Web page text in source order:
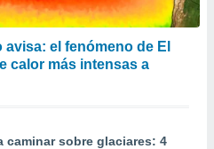
el fenómeno de El
calor más intensas a
caminar sobre glaciares: 4